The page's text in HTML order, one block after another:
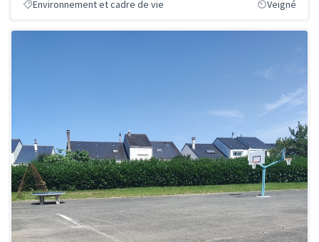
Environnement et cadre de vie Veigné